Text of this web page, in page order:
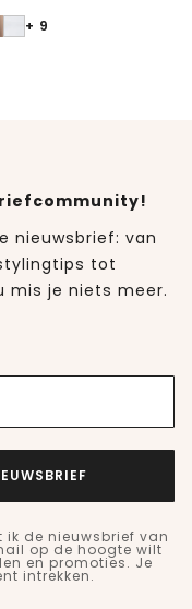
+ 9
nieuwsbrief: van
tot
mis je niets meer.
de nieuwsbrief van
op de hoogte wilt
en promoties. Je
intrekken.